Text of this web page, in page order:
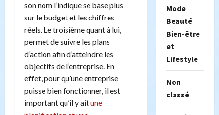
son nom l’indique se base plus
sur le budget et les chiffres
réels. Le troisième quant à lui,
permet de suivre les plans
d’action afin d’atteindre les
objectifs de l’entreprise. En
effet, pour qu’une entreprise
puisse bien fonctionner, il est
important qu’il y aitune
Mode
Beauté
Bien-être
et
Lifestyle
Non
classé